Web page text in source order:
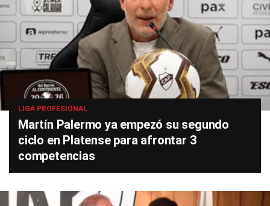
LIGA PROFESIONAL
Martín Palermo ya empezó su segundo
ciclo en Platense para afrontar 3
competencias